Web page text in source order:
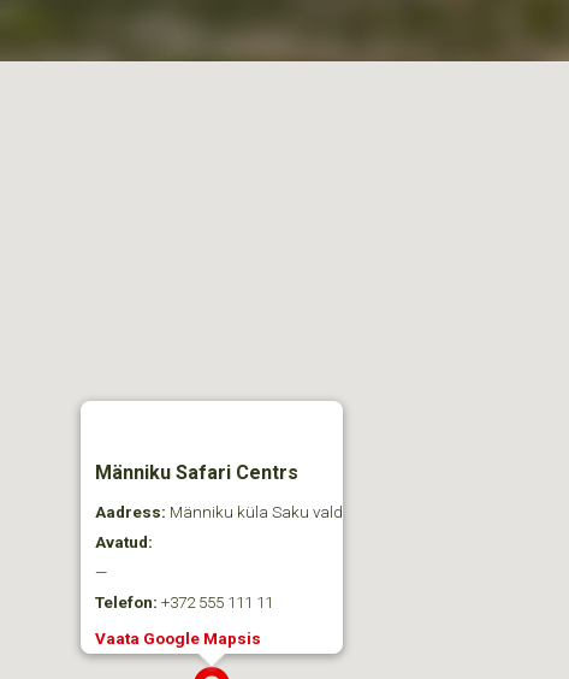
Männiku Safari Centrs
Aadress: Männiku küla Saku vald
Avatud:
—
Telefon: +372 555 111 11
Vaata Google Mapsis